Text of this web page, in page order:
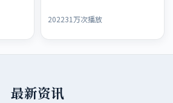
202231万次播放
最新资讯